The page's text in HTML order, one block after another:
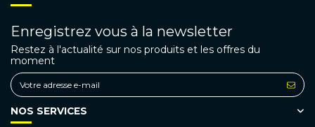
Enregistrez vous à la newsletter
Restez à l'actualité sur nos produits et les offres du
moment
NOS SERVICES